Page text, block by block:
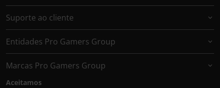
Suporte ao cliente
Entidades Pro Gamers Group
Marcas Pro Gamers Group
Aceitamos